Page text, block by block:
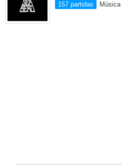
157 partidas Música